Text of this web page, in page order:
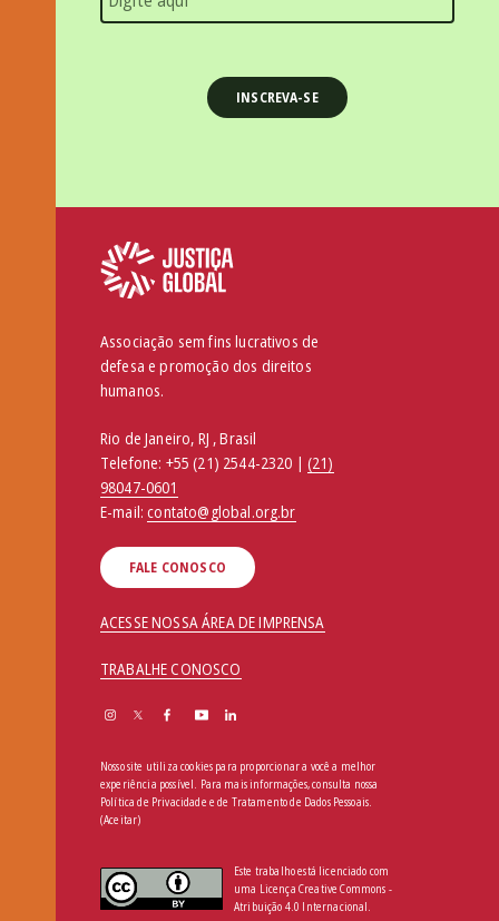
Associação sem fins lucrativos de
defesa e promoção dos direitos
humanos.
Rio de Janeiro, RJ , Brasil
Telefone: +55 (21) 2544-2320 | (21)
98047-0601
E-mail:contato@global.org.br
FALE CONOSCO
ACESSE NOSSA ÁREA DE IMPRENSA
TRABALHE CONOSCO
Nosso site utiliza cookies para proporcionar a você a melhor
experiência possível. Para mais informações, consulta nossa
Política de Privacidade e de Tratamento de Dados Pessoais.
(Aceitar)
Este trabalho está licenciado com
uma Licença Creative Commons -
Atribuição 4.0 Internacional.